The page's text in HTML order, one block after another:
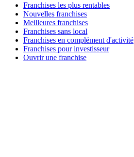
Franchises les plus rentables
Nouvelles franchises
Meilleures franchises
Franchises sans local
Franchises en complément d'activité
Franchises pour investisseur
Ouvrir une franchise